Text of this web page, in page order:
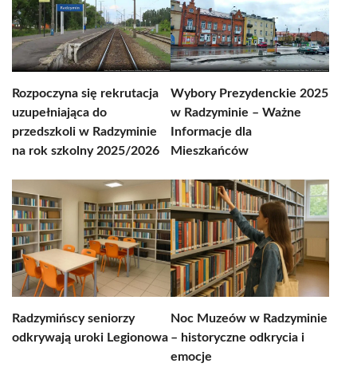
Rozpoczyna się rekrutacja
uzupełniająca do
przedszkoli w Radzyminie
na rok szkolny 2025/2026
Wybory Prezydenckie 2025
w Radzyminie – Ważne
Informacje dla
Mieszkańców
Radzymińscy seniorzy
odkrywają uroki Legionowa
Noc Muzeów w Radzyminie
– historyczne odkrycia i
emocje